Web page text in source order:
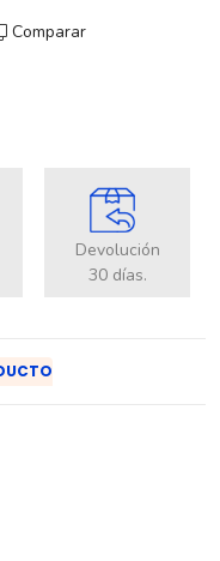
Comparar
Devolución
30 días.